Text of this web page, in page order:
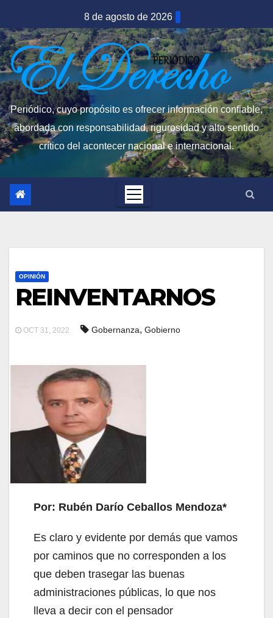
al
contenido
8 de agosto de 2026
Periódico, cuyo propósito es ofrecer información confiable,
abordada con responsabilidad, rigurosidad y alto sentido
crítico del acontecer nacional e internacional.
OPINIÓN
REINVENTARNOS
OCT 31, 2022 Gobernanza, Gobierno
Por: Rubén Darío Ceballos Mendoza*
Es claro y evidente por demás que vamos
por caminos que no corresponden a los
que deben trasegar las buenas
administraciones públicas, lo que nos
lleva a decir con el pensador